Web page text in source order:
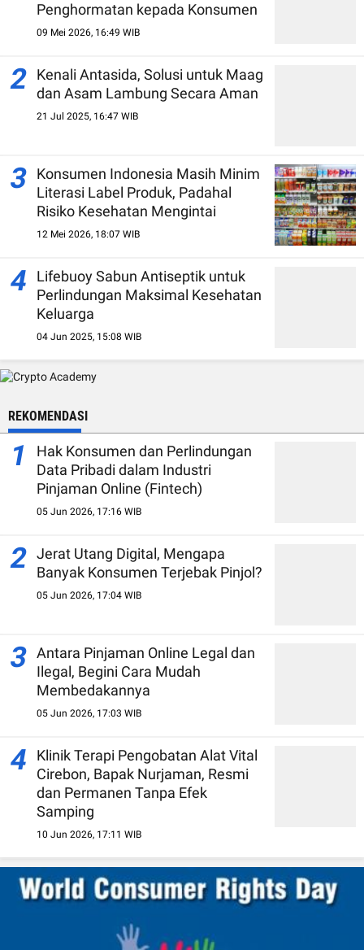
Penghormatan kepada Konsumen
09 Mei 2026, 16:49 WIB
2
Kenali Antasida, Solusi untuk Maag
dan Asam Lambung Secara Aman
21 Jul 2025, 16:47 WIB
3
Konsumen Indonesia Masih Minim
Literasi Label Produk, Padahal
Risiko Kesehatan Mengintai
12 Mei 2026, 18:07 WIB
4
Lifebuoy Sabun Antiseptik untuk
Perlindungan Maksimal Kesehatan
Keluarga
04 Jun 2025, 15:08 WIB
REKOMENDASI
1
Hak Konsumen dan Perlindungan
Data Pribadi dalam Industri
Pinjaman Online (Fintech)
05 Jun 2026, 17:16 WIB
2 Jerat Utang Digital, Mengapa
Banyak Konsumen Terjebak Pinjol?
05 Jun 2026, 17:04 WIB
3 Antara Pinjaman Online Legal dan
Ilegal, Begini Cara Mudah
Membedakannya
05 Jun 2026, 17:03 WIB
4
Klinik Terapi Pengobatan Alat Vital
Cirebon, Bapak Nurjaman, Resmi
dan Permanen Tanpa Efek
Samping
10 Jun 2026, 17:11 WIB